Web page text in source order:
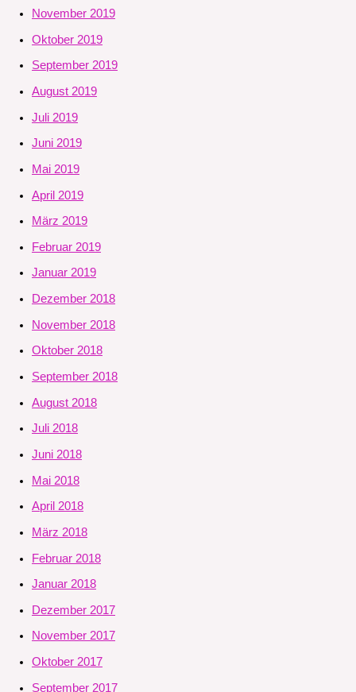
November 2019
Oktober 2019
September 2019
August 2019
Juli 2019
Juni 2019
Mai 2019
April 2019
März 2019
Februar 2019
Januar 2019
Dezember 2018
November 2018
Oktober 2018
September 2018
August 2018
Juli 2018
Juni 2018
Mai 2018
April 2018
März 2018
Februar 2018
Januar 2018
Dezember 2017
November 2017
Oktober 2017
September 2017